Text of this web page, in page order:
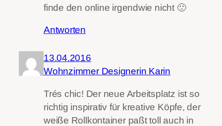
finde den online irgendwie nicht 🙁
Antworten
13.04.2016
Wohnzimmer Designerin Karin
Trés chic! Der neue Arbeitsplatz ist so
richtig inspirativ für kreative Köpfe, der
weiße Rollkontainer paßt toll auch in